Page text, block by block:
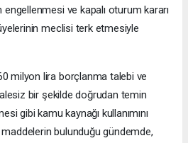
engellenmesi ve kapalı oturum kararı
meclisi terk etmesiyle
milyon lira borçlanma talebi ve
bir şekilde doğrudan temin
gibi kamu kaynağı kullanımını
bulunduğu gündemde,